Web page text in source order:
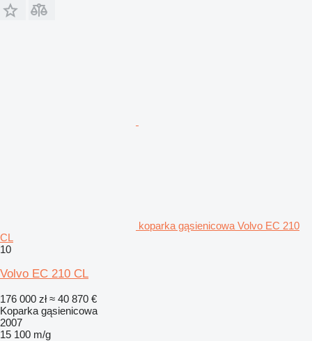
koparka gąsienicowa Volvo EC 210
CL
10
Volvo EC 210 CL
176 000 zł ≈ 40 870 €
Koparka gąsienicowa
2007
15 100 m/g